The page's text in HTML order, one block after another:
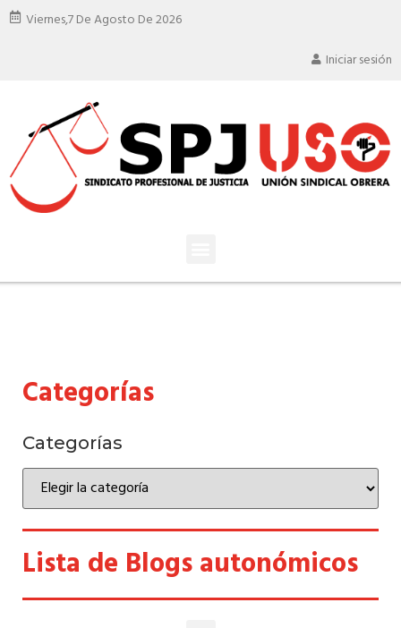
Viernes,7 De Agosto De 2026
Iniciar sesión
Categorías
Categorías
Lista de Blogs autonómicos